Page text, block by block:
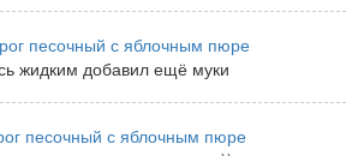
песочный с яблочным пюре
жидким добавил ещё муки
песочный с яблочным пюре